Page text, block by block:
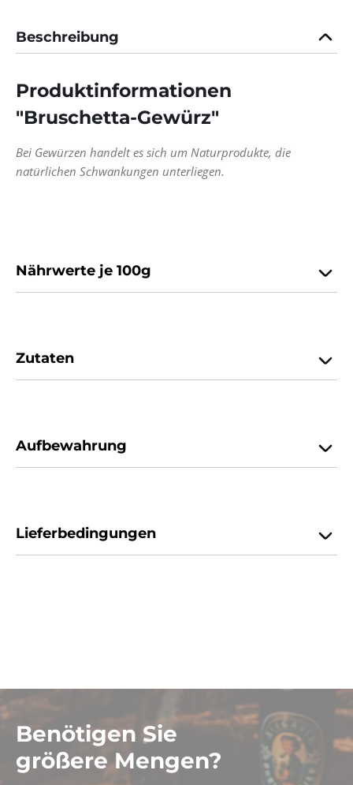
Beschreibung
Produktinformationen
"Bruschetta-Gewürz"
Bei Gewürzen handelt es sich um Naturprodukte, die
natürlichen Schwankungen unterliegen.
Nährwerte je 100g
Zutaten
Aufbewahrung
Lieferbedingungen
Benötigen Sie
größere Mengen?